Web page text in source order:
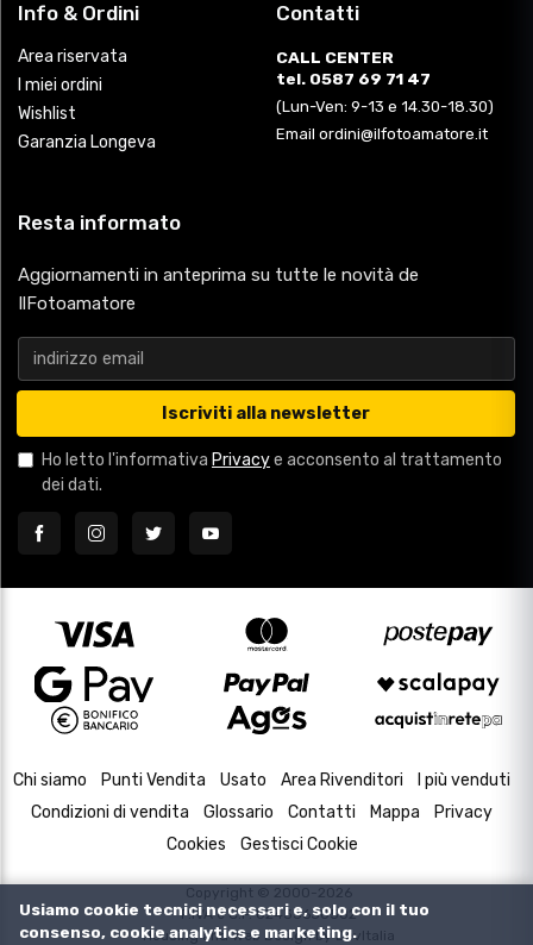
Info & Ordini
Area riservata
I miei ordini
Wishlist
Garanzia Longeva
Contatti
CALL CENTER
tel. 0587 69 71 47
(Lun-Ven: 9-13 e 14.30-18.30)
Email ordini@ilfotoamatore.it
Resta informato
Aggiornamenti in anteprima su tutte le novità de
IlFotoamatore
Iscriviti alla newsletter
Ho letto l'informativa Privacye acconsento al trattamento
dei dati.
Chi siamo Punti Vendita Usato Area Rivenditori
I più venduti
Condizioni di vendita
Glossario Contatti Mappa
Privacy
Cookies
Gestisci Cookie
Copyright © 2000-2026
P.IVA e C.F. 02433630502
Housing and Web Design byDevItalia
Usiamo cookie tecnici necessari e, solo con il tuo
consenso, cookie analytics e marketing.